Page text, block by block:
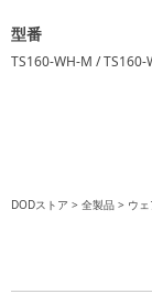
型番
TS160-WH-M / TS160-
DODストア 全製品 ウェ